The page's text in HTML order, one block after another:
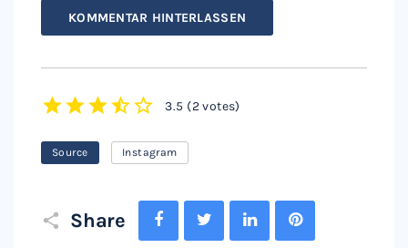
KOMMENTAR HINTERLASSEN
3.5 (2 votes)
Source Instagram
Share
FacebookTwitter LinkedIn